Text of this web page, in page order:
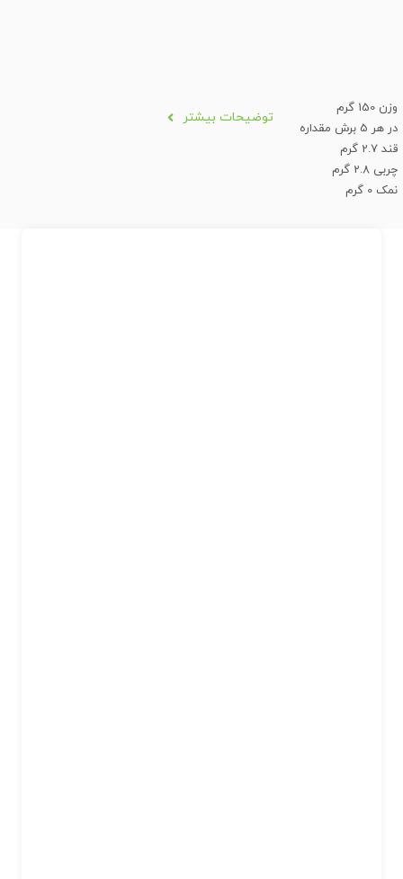
وزن 150 گرم
در هر 5 برش مقداره
قند 2.7 گرم
چربی 2.8 گرم
نمک 0 گرم
توضیحات بیشتر